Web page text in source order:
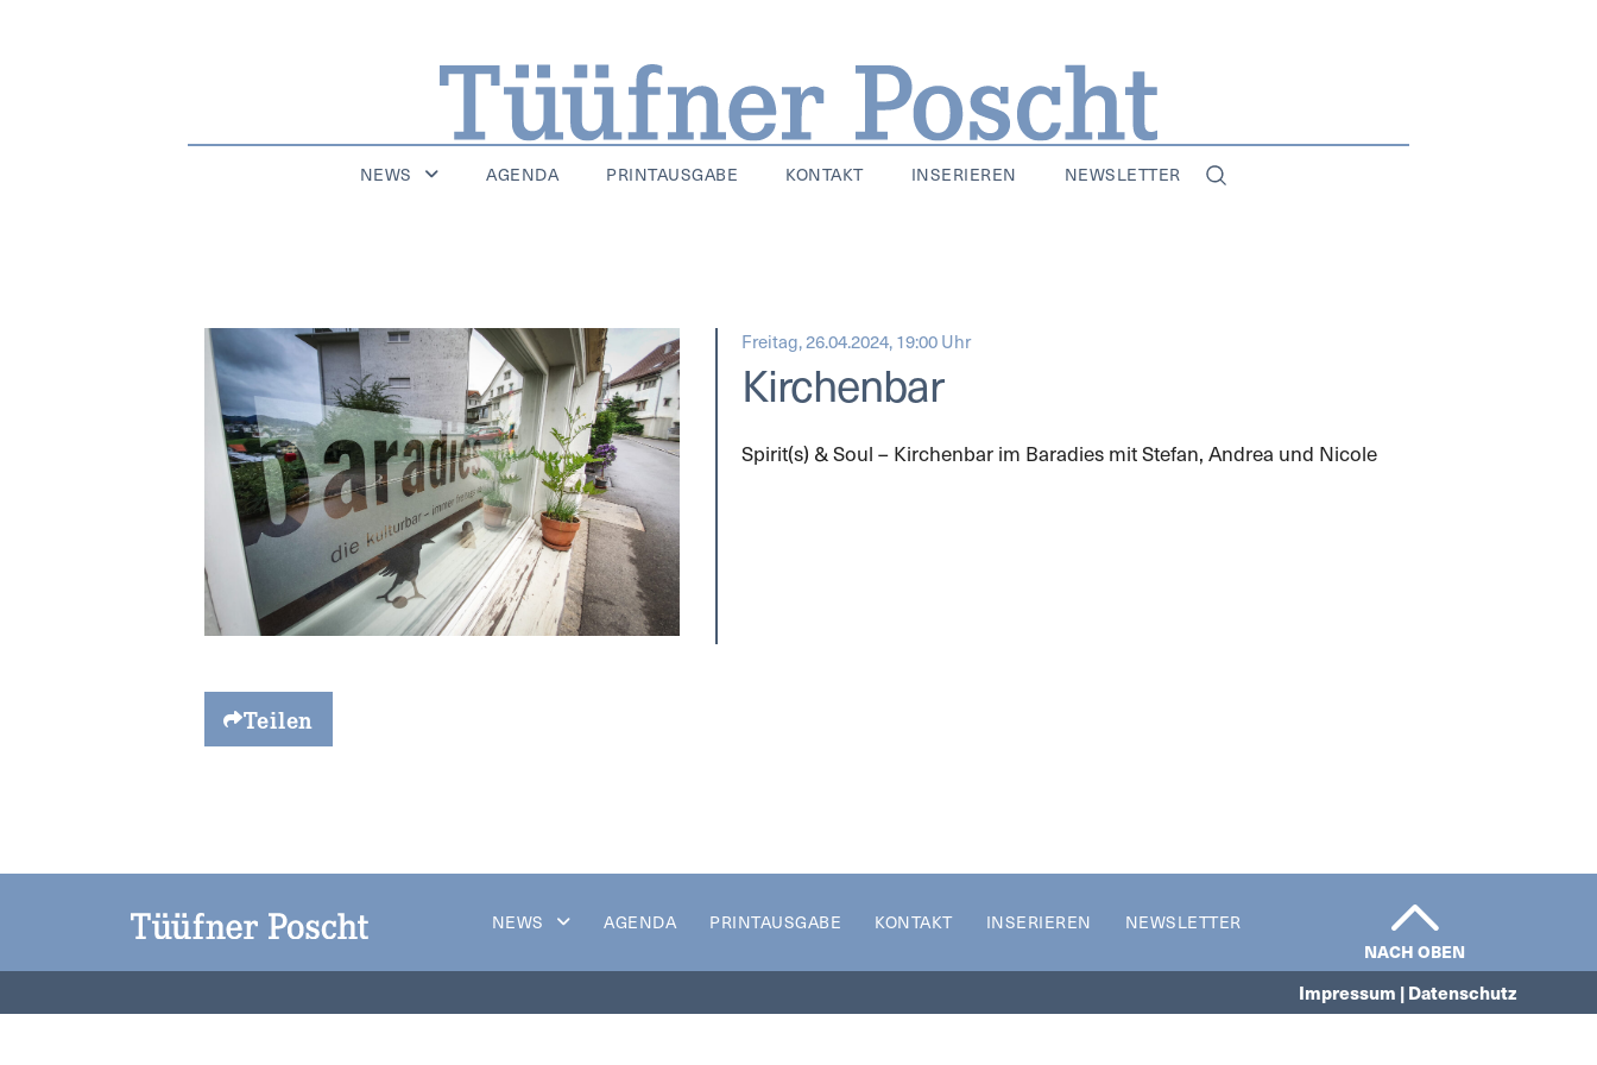
NEWS AGENDA PRINTAUSGABE KONTAKT INSERIEREN NEWSLETTER
Freitag, 26.04.2024, 19:00 Uhr
Kirchenbar
Spirit(s) & Soul – Kirchenbar im Baradies mit Stefan, Andrea und Nicole
Teilen
NEWS AGENDA PRINTAUSGABE KONTAKT INSERIEREN NEWSLETTER
NACH OBEN
Impressum | Datenschutz